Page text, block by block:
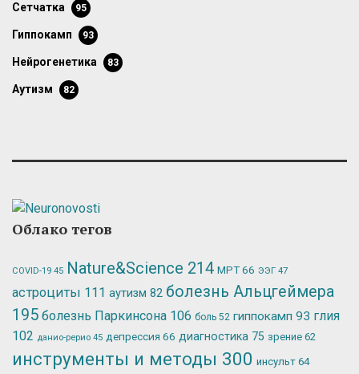
сетчатка 95
гиппокамп 93
нейрогенетика 83
аутизм 82
Облако тегов
COVID-19 45 Nature&Science 214 МРТ66 ЭЭГ 47
астроциты 111 аутизм 82 болезнь Альцгеймера
195 болезнь Паркинсона 106 боль 52 гиппокамп 93 глия
102 данио-рерио 45 депрессия 66 диагностика 75 зрение 62
инструменты и методы 300 инсульт 64